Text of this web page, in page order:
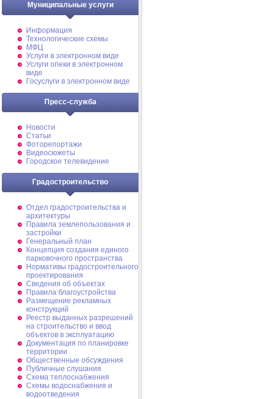
Муниципальные услуги
Информация
Технологические схемы
МФЦ
Услуги в электронном виде
Услуги опеки в электронном
виде
Госуслуги в электронном виде
Пресс-служба
Новости
Статьи
Фоторепортажи
Видеосюжеты
Городское телевидение
Градостроительство
Отдел градостроительства и
архитектуры
Правила землепользования и
застройки
Генеральный план
Концепция создания единого
парковочного пространства
Нормативы градостроительного
проектирования
Сведения об объектах
Правила благоустройства
Размещение рекламных
конструкций
Реестр выданных разрешений
на строительство и ввод
объектов в эксплуатацию
Документация по планировке
территории
Общественные обсуждения
Публичные слушания
Схема теплоснабжения
Схемы водоснабжения и
водоотведения